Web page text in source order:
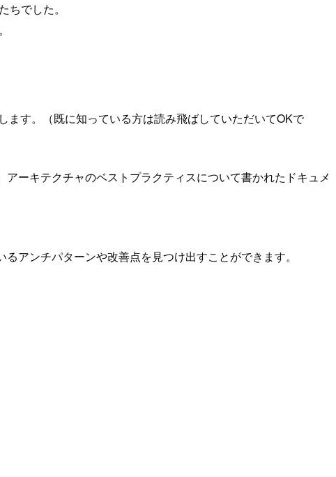
でした。
す。（既に知っている方は読み飛ばしていただいてOKで
ーキテクチャのベストプラクティスについて書かれたドキュメ
アンチパターンや改善点を見つけ出すことができます。